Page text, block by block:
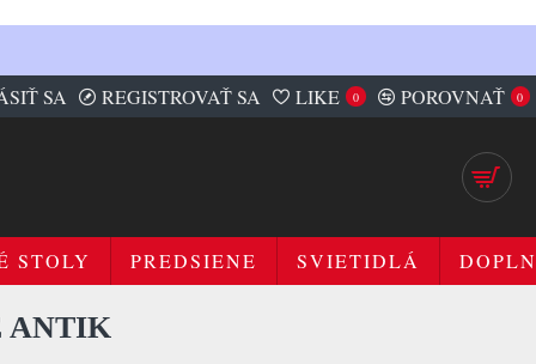
SA REGISTROVAŤ SA LIKE 0 POROVNAŤ 0
STOLY PREDSIENE SVIETIDLÁ
ANTIK